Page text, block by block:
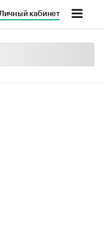
Личный кабинет